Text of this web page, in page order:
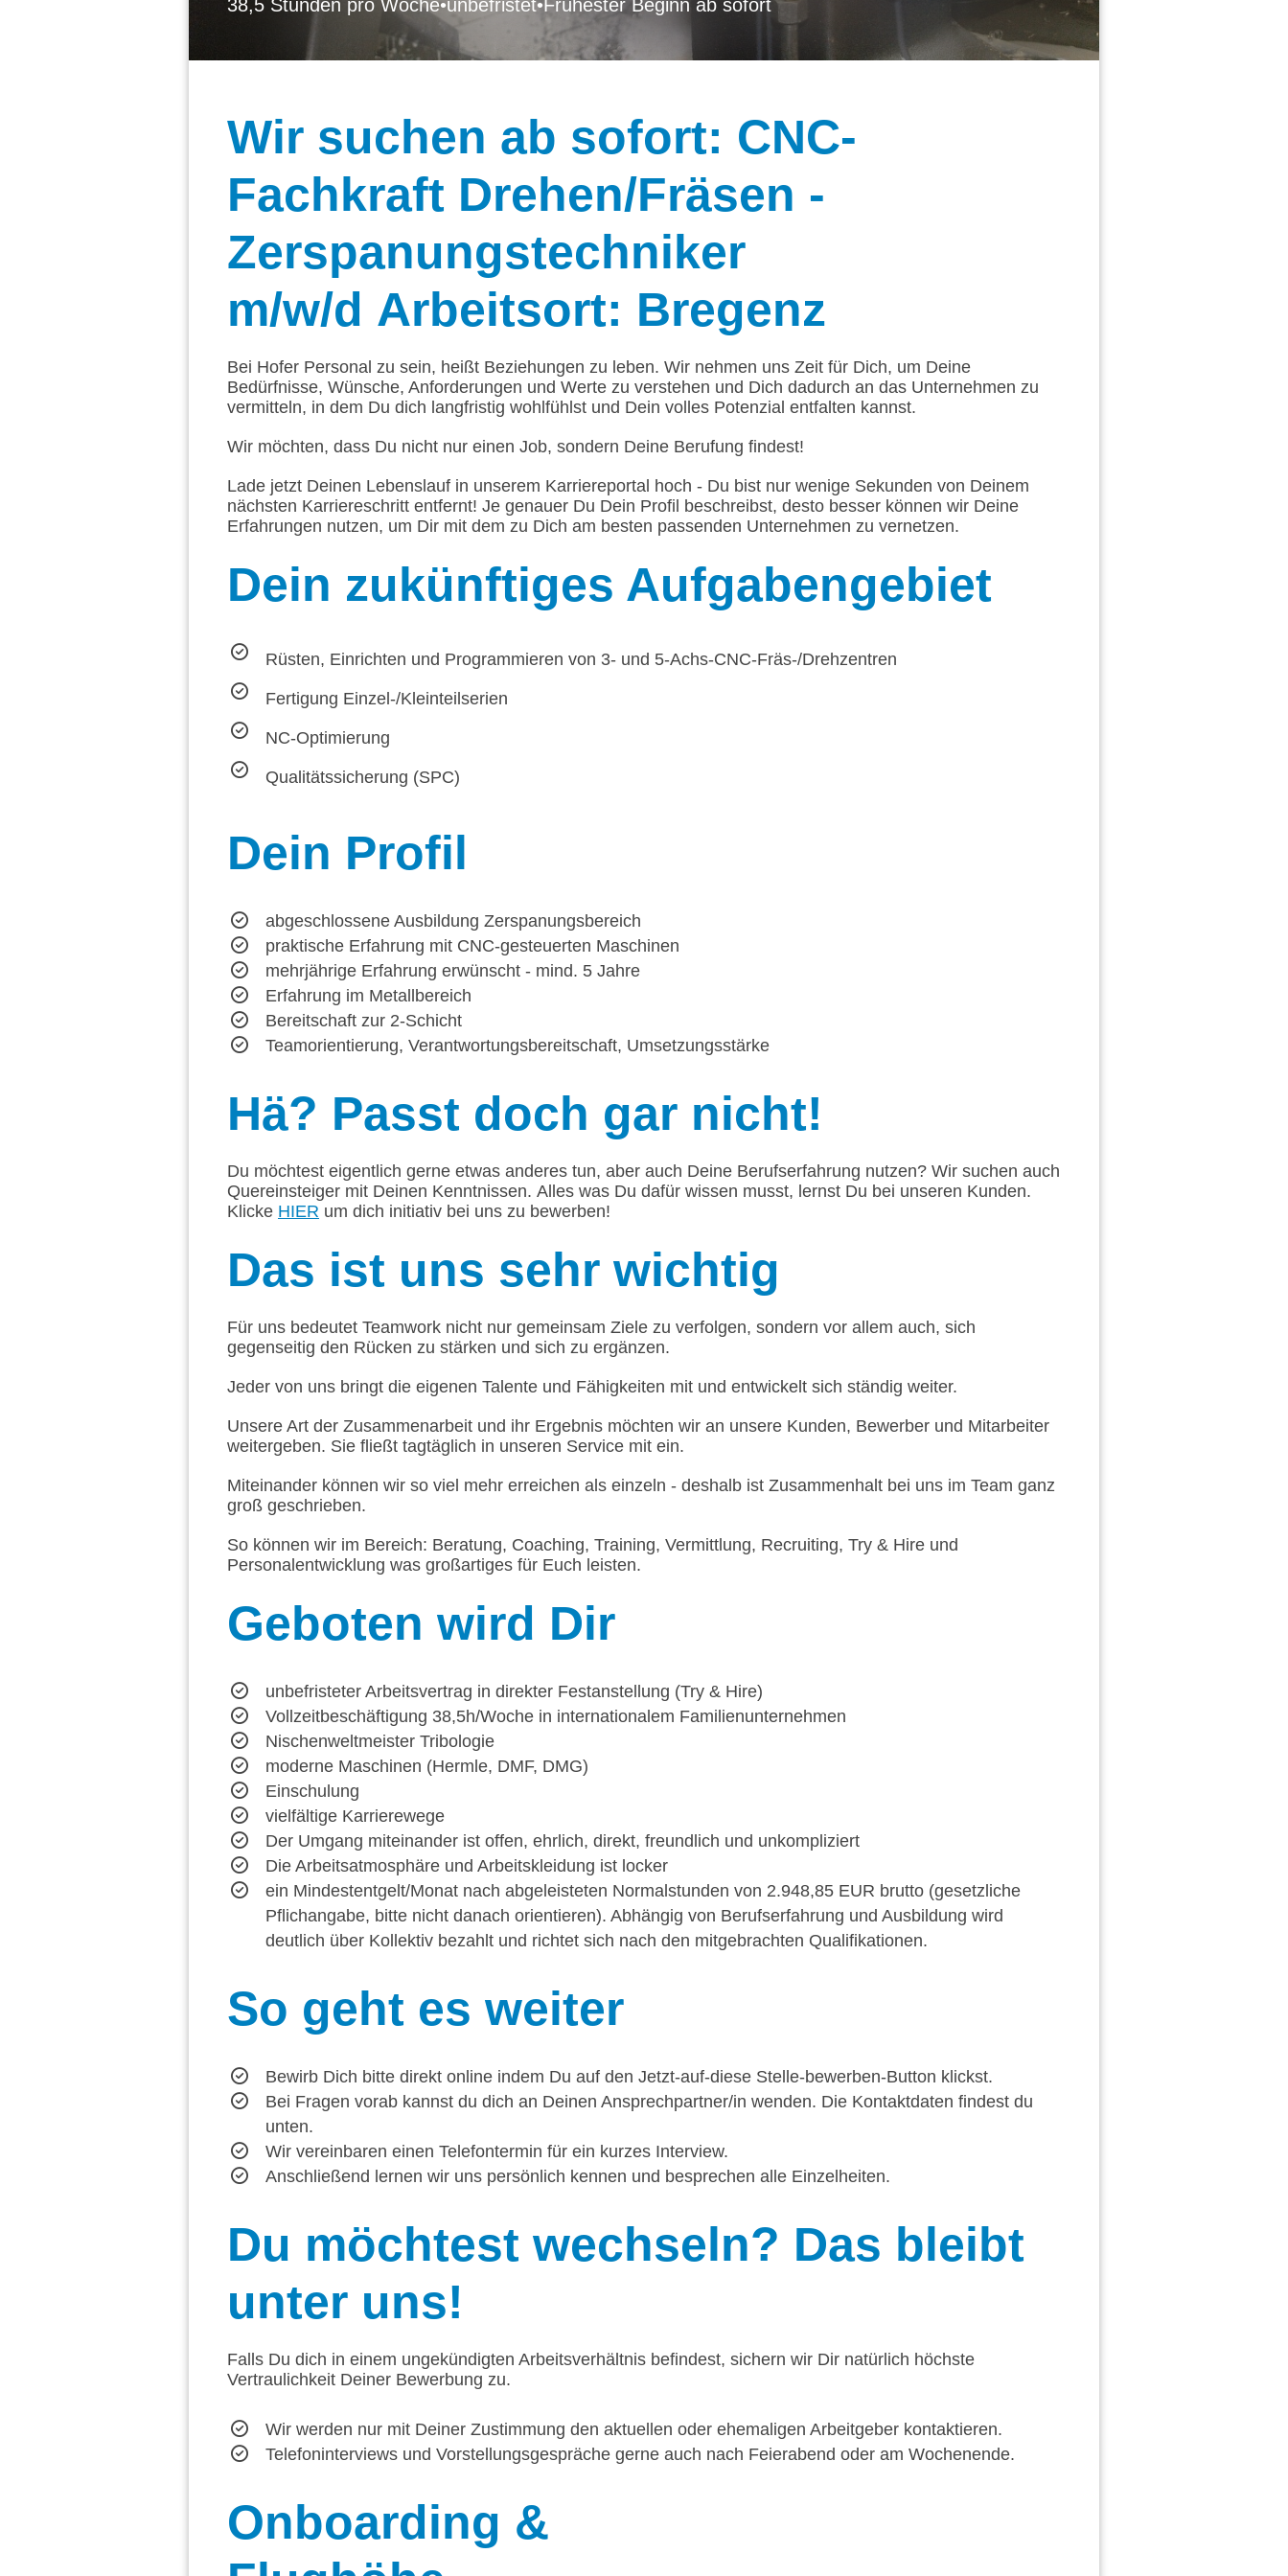
38,5 Stunden pro Woche•unbefristet•Frühester Beginn ab sofort
Wir suchen ab sofort: CNC-
Fachkraft Drehen/Fräsen -
Zerspanungstechniker
m/w/d Arbeitsort: Bregenz
Bei Hofer Personal zu sein, heißt Beziehungen zu leben. Wir nehmen uns Zeit für Dich, um Deine
Bedürfnisse, Wünsche, Anforderungen und Werte zu verstehen und Dich dadurch an das Unternehmen zu
vermitteln, in dem Du dich langfristig wohlfühlst und Dein volles Potenzial entfalten kannst.
Wir möchten, dass Du nicht nur einen Job, sondern Deine Berufung findest!
Lade jetzt Deinen Lebenslauf in unserem Karriereportal hoch - Du bist nur wenige Sekunden von Deinem
nächsten Karriereschritt entfernt! Je genauer Du Dein Profil beschreibst, desto besser können wir Deine
Erfahrungen nutzen, um Dir mit dem zu Dich am besten passenden Unternehmen zu vernetzen.
Dein zukünftiges Aufgabengebiet
Rüsten, Einrichten und Programmieren von 3- und 5-Achs-CNC-Fräs-/Drehzentren
Fertigung Einzel-/Kleinteilserien
NC-Optimierung
Qualitätssicherung (SPC)
Dein Profil
abgeschlossene Ausbildung Zerspanungsbereich
praktische Erfahrung mit CNC-gesteuerten Maschinen
mehrjährige Erfahrung erwünscht - mind. 5 Jahre
Erfahrung im Metallbereich
Bereitschaft zur 2-Schicht
Teamorientierung, Verantwortungsbereitschaft, Umsetzungsstärke
Hä? Passt doch gar nicht!
Du möchtest eigentlich gerne etwas anderes tun, aber auch Deine Berufserfahrung nutzen? Wir suchen auch
Quereinsteiger mit Deinen Kenntnissen. Alles was Du dafür wissen musst, lernst Du bei unseren Kunden.
Klicke HIER um dich initiativ bei uns zu bewerben!
Das ist uns sehr wichtig
Für uns bedeutet Teamwork nicht nur gemeinsam Ziele zu verfolgen, sondern vor allem auch, sich
gegenseitig den Rücken zu stärken und sich zu ergänzen.
Jeder von uns bringt die eigenen Talente und Fähigkeiten mit und entwickelt sich ständig weiter.
Unsere Art der Zusammenarbeit und ihr Ergebnis möchten wir an unsere Kunden, Bewerber und Mitarbeiter
weitergeben. Sie fließt tagtäglich in unseren Service mit ein.
Miteinander können wir so viel mehr erreichen als einzeln - deshalb ist Zusammenhalt bei uns im Team ganz
groß geschrieben.
So können wir im Bereich: Beratung, Coaching, Training, Vermittlung, Recruiting, Try & Hire und
Personalentwicklung was großartiges für Euch leisten.
Geboten wird Dir
unbefristeter Arbeitsvertrag in direkter Festanstellung (Try & Hire)
Vollzeitbeschäftigung 38,5h/Woche in internationalem Familienunternehmen
Nischenweltmeister Tribologie
moderne Maschinen (Hermle, DMF, DMG)
Einschulung
vielfältige Karrierewege
Der Umgang miteinander ist offen, ehrlich, direkt, freundlich und unkompliziert
Die Arbeitsatmosphäre und Arbeitskleidung ist locker
ein Mindestentgelt/Monat nach abgeleisteten Normalstunden von 2.948,85 EUR brutto (gesetzliche
Pflichangabe, bitte nicht danach orientieren). Abhängig von Berufserfahrung und Ausbildung wird
deutlich über Kollektiv bezahlt und richtet sich nach den mitgebrachten Qualifikationen.
So geht es weiter
Bewirb Dich bitte direkt online indem Du auf den Jetzt-auf-diese Stelle-bewerben-Button klickst.
Bei Fragen vorab kannst du dich an Deinen Ansprechpartner/in wenden. Die Kontaktdaten findest du
unten.
Wir vereinbaren einen Telefontermin für ein kurzes Interview.
Anschließend lernen wir uns persönlich kennen und besprechen alle Einzelheiten.
Du möchtest wechseln? Das bleibt
unter uns!
Falls Du dich in einem ungekündigten Arbeitsverhältnis befindest, sichern wir Dir natürlich höchste
Vertraulichkeit Deiner Bewerbung zu.
Wir werden nur mit Deiner Zustimmung den aktuellen oder ehemaligen Arbeitgeber kontaktieren.
Telefoninterviews und Vorstellungsgespräche gerne auch nach Feierabend oder am Wochenende.
Onboarding &